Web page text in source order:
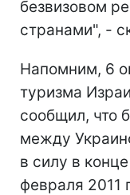
безвизовом
странами", -
Напомним, 6
туризма
сообщил, что
между
в силу в
февраля 2011